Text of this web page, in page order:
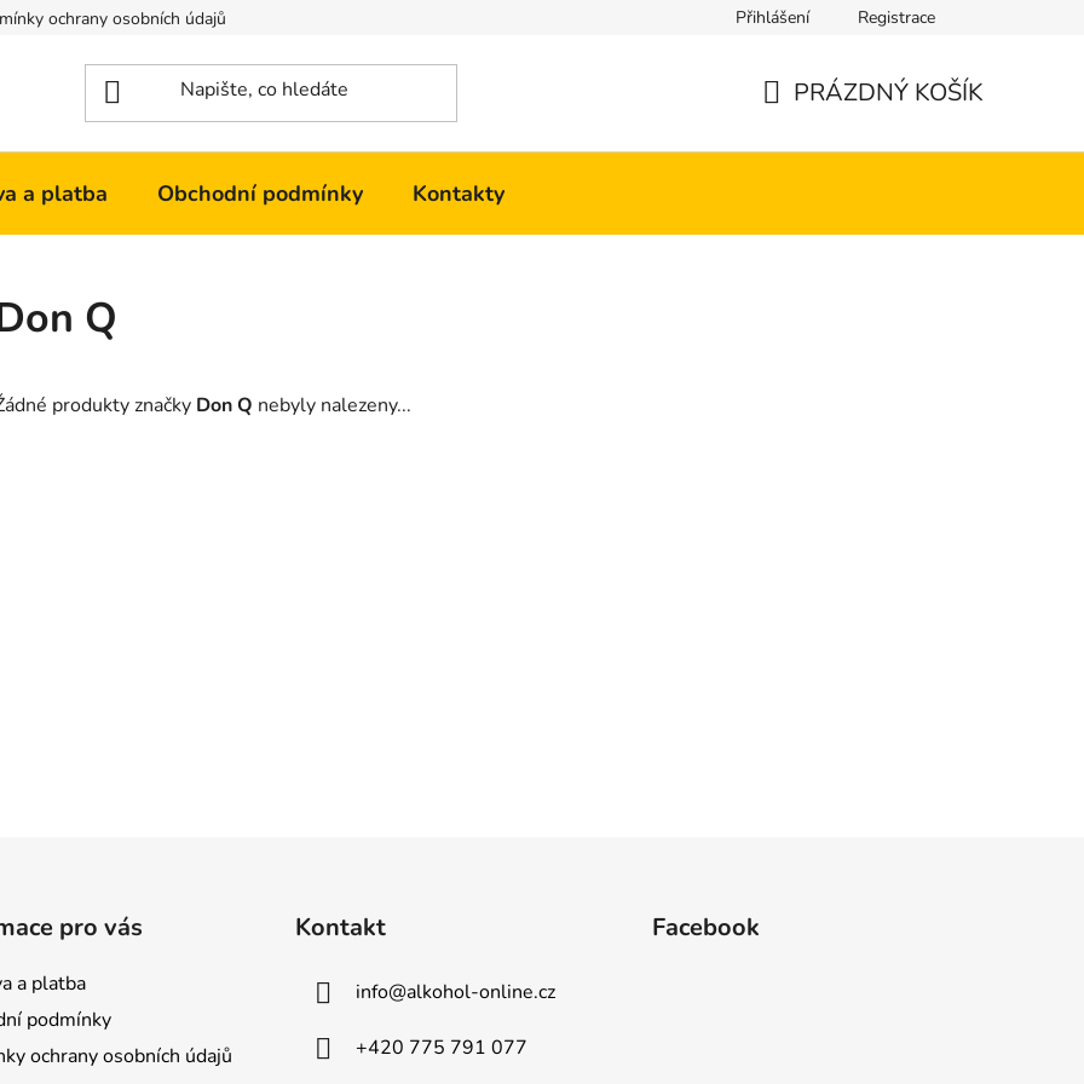
ochrany osobních údajů Přihlášení Registrace
PRÁZDNÝ KOŠÍK
a platba Obchodní podmínky Kontakty
Q
produkty značky Don Q nebyly nalezeny...
pro vás
a platba
podmínky
ochrany osobních údajů
Kontakt
info@alkohol-online.cz
+420 775 791 077
Facebook